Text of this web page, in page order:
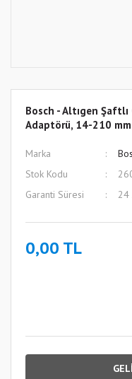
Bosch - Altıgen
Adaptörü, 14-210
Marka
Stok Kodu
Garanti Süresi
24
0,00 TL